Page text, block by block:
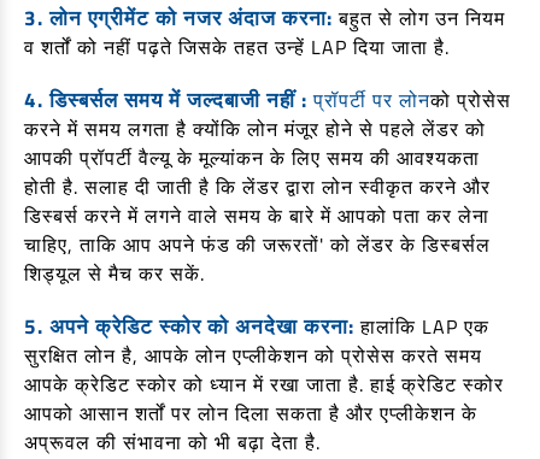
3. लोन एग्रीमेंट को नजर अंदाज करना: बहुत से लोग उन नियम
व शर्तों को नहीं पढ़ते जिसके तहत उन्हें LAP दिया जाता है.
4. डिस्बर्सल समय में जल्दबाजी नहीं : प्रॉपर्टी पर लोनको प्रोसेस
करने में समय लगता है क्योंकि लोन मंजूर होने से पहले लेंडर को
आपकी प्रॉपर्टी वैल्यू के मूल्यांकन के लिए समय की आवश्यकता
होती है. सलाह दी जाती है कि लेंडर द्वारा लोन स्वीकृत करने और
डिस्बर्स करने में लगने वाले समय के बारे में आपको पता कर लेना
चाहिए, ताकि आप अपने फंड की जरूरतों' को लेंडर के डिस्बर्सल
शिड्यूल से मैच कर सकें.
5. अपने क्रेडिट स्कोर को अनदेखा करना: हालांकि LAP एक
सुरक्षित लोन है, आपके लोन एप्लीकेशन को प्रोसेस करते समय
आपके क्रेडिट स्कोर को ध्यान में रखा जाता है. हाई क्रेडिट स्कोर
आपको आसान शर्तों पर लोन दिला सकता है और एप्लीकेशन के
अप्रूवल की संभावना को भी बढ़ा देता है.